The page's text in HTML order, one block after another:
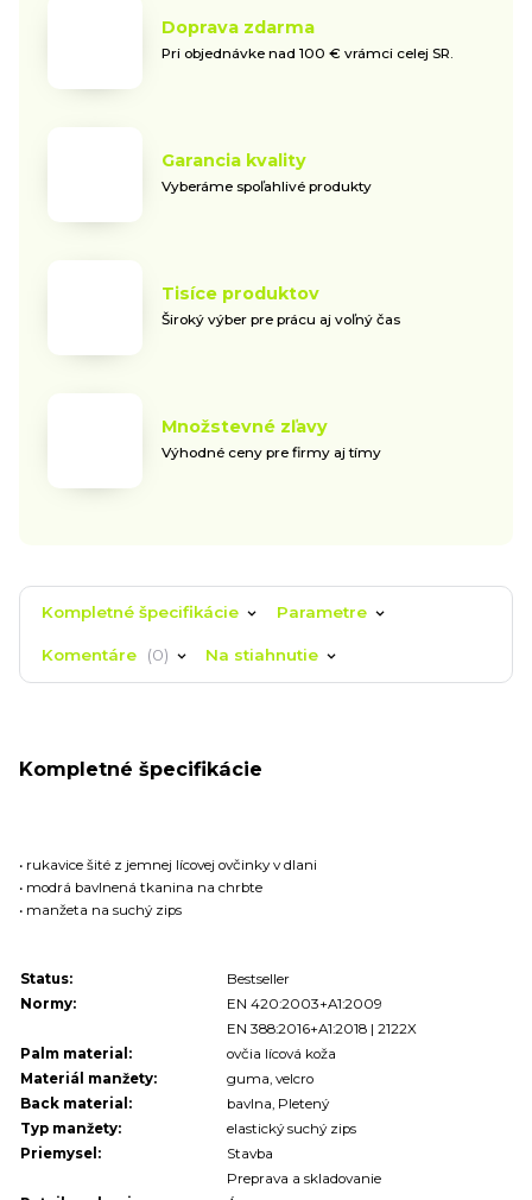
Doprava zdarma
Pri objednávke nad 100 € vrámci celej SR.
Garancia kvality
Vyberáme spoľahlivé produkty
Tisíce produktov
Široký výber pre prácu aj voľný čas
Množstevné zľavy
Výhodné ceny pre firmy aj tímy
Kompletné špecifikácie Parametre
Komentáre 0 Na stiahnutie
Kompletné špecifikácie
• rukavice šité z jemnej lícovej ovčinky v dlani
• modrá bavlnená tkanina na chrbte
• manžeta na suchý zips
Status:
Bestseller
Normy:
EN 420:2003+A1:2009
EN 388:2016+A1:2018 | 2122X
Palm material:
ovčia lícová koža
Materiál manžety:
guma, velcro
Back material:
bavlna, Pletený
Typ manžety:
elastický suchý zips
Priemysel:
Stavba
Preprava a skladovanie